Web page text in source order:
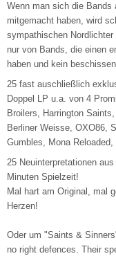
Wenn man sich die Bands
mitgemacht haben, wird
sympathischen
nur von Bands, die einen
haben und kein
25 fast auschließlich
Doppel LP u.a. von 4
Broilers, Harrington
Berliner Weisse, OXO86,
Gumbles, Mona
25 Neuinterpretationen
Minuten Spielzeit!
Mal hart am Original, mal
Herzen!
Oder um "Saints &
no right defences. Their